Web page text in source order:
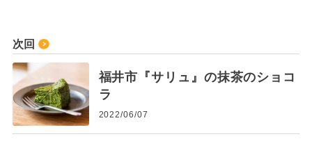
次回
福井市『サリュ』の抹茶のショコ
ラ
2022/06/07